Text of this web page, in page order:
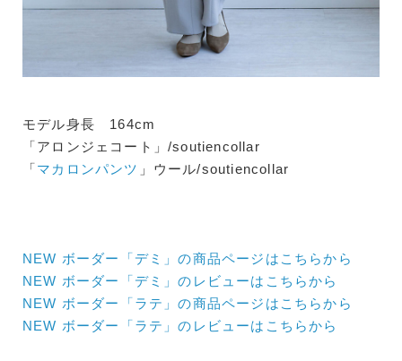
モデル身長 164cm
「アロンジェコート」/soutiencollar
「マカロンパンツ 」ウール/soutiencollar
NEW ボーダー「デミ」の商品ページはこちらから
NEW ボーダー「デミ」のレビューはこちらから
NEW ボーダー「ラテ」の商品ページはこちらから
NEW ボーダー「ラテ」のレビューはこちらから